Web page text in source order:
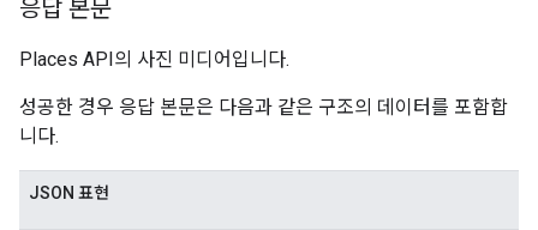
응답 본문
Places API의 사진 미디어입니다.
성공한 경우 응답 본문은 다음과 같은 구조의 데이터를 포함합
니다.
JSON 표현